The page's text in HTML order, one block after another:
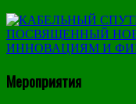
Мероприятия